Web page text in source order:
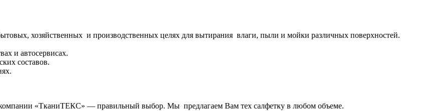
хозяйственных и производственных целях для вытирания влаги, пыли и мойки различных поверхностей.
и автосервисах.
составов.
компании «ТканиТЕКС» — правильный выбор. Мы предлагаем Вам тех салфетку в любом объеме.